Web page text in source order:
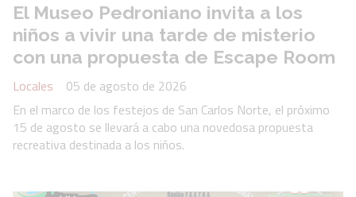
El Museo Pedroniano invita a los
niños a vivir una tarde de misterio
con una propuesta de Escape Room
Locales
05 de agosto de 2026
En el marco de los festejos de San Carlos Norte, el próximo
15 de agosto se llevará a cabo una novedosa propuesta
recreativa destinada a los niños.